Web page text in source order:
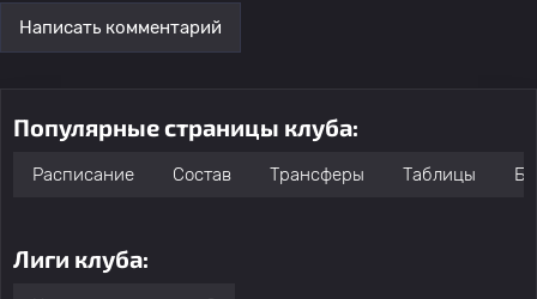
Написать комментарий
Популярные страницы клуба:
Расписание Состав Трансферы Таблицы
Лиги клуба: